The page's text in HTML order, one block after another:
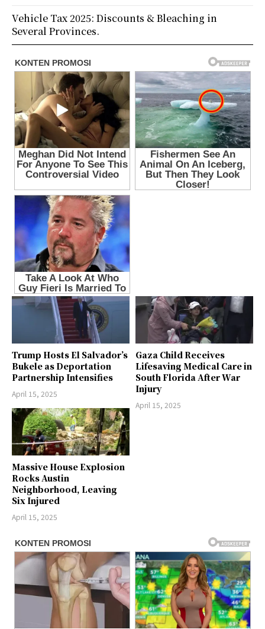
Trump Hosts El Salvador’s
Bukele as Deportation
Partnership Intensifies
April 15, 2025
Gaza Child Receives
Lifesaving Medical Care in
South Florida After War
Injury
April 15, 2025
Massive House Explosion
Rocks Austin
Neighborhood, Leaving
Six Injured
April 15, 2025
Vehicle Tax 2025: Discounts & Bleaching in
Several Provinces.